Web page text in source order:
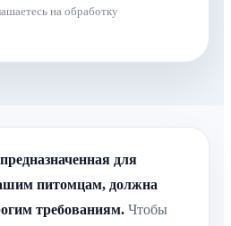
на обработку
для
питомцам, должна
требованиям. Чтобы